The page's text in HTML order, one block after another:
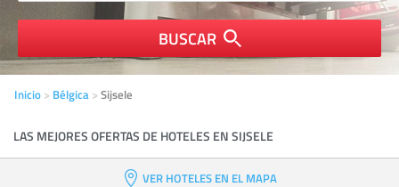
BUSCAR
Inicio Bélgica Sijsele
LAS MEJORES OFERTAS DE HOTELES EN SIJSELE
VER HOTELES EN EL MAPA